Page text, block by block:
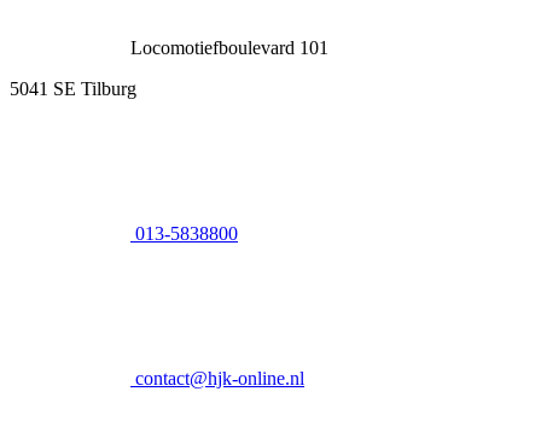
Locomotiefboulevard 101
5041 SE Tilburg
013-5838800
contact@hjk-online.nl